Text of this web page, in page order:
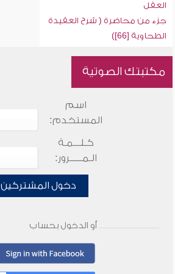
العقل
جزء من محاضرة ( شرح العقيدة
الطحاوية [66])
مكتبتك الصوتية
اسم
المستخدم:
كـلـــمـة
الـمـــــرور:
دخول المشتركين
أو الدخول بحساب